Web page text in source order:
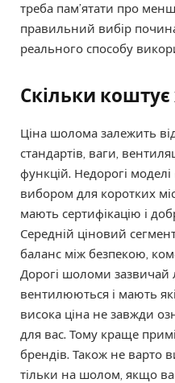
треба пам’ятати про
правильний вибір
реального способу
Скільки
Ціна шолома залежить
стандартів, ваги,
функцій. Недорогі
вибором для коротких
мають сертифікацію і
Середній ціновий
баланс між безпекою,
Дорогі шоломи зазвичай
вентилюються і мають
висока ціна не завжди
для вас. Тому краще
брендів. Також не варто
тільки на шолом, якщо